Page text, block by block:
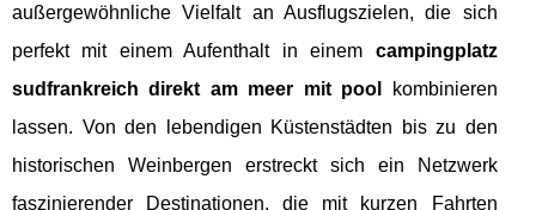
außergewöhnliche Vielfalt an Ausflugszielen, die sich
perfekt mit einem Aufenthalt in einem campingplatz
sudfrankreich direkt am meer mit pool
kombinieren
lassen. Von den lebendigen Küstenstädten bis zu den
historischen Weinbergen erstreckt sich ein Netzwerk
faszinierender Destinationen, die mit kurzen Fahrten